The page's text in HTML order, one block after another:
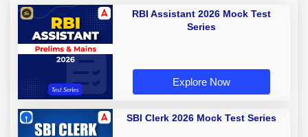
RBI Assistant 2026 Mock Test
Series
Explore Now
SBI Clerk 2026 Mock Test Series